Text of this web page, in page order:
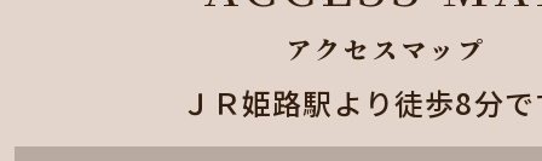
アクセスマップ
ＪＲ姫路駅より徒歩8分